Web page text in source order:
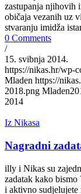
zastupanja njihovih
običaja vezanih uz
stvaranju imidža
0 Comments
/
15. svibnja 2014.
https://nikas.hr/wp-
Mladen https://
2018.png Mladen
2014
Iz Nikasa
Nagradni
illy i Nikas su
zadatak kako bismo
i aktivno sudjelujete